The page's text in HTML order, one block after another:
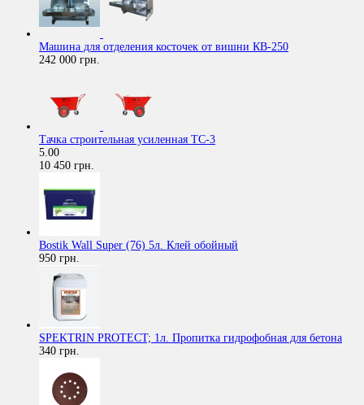
Машина для отделения косточек от вишни КВ-250
242 000 грн.
Тачка строительная усиленная ТС-3
5.00
10 450 грн.
Bostik Wall Super (76) 5л. Клей обойный
950 грн.
SPEKTRIN PROTECT; 1л. Пропитка гидрофобная для бетона
340 грн.